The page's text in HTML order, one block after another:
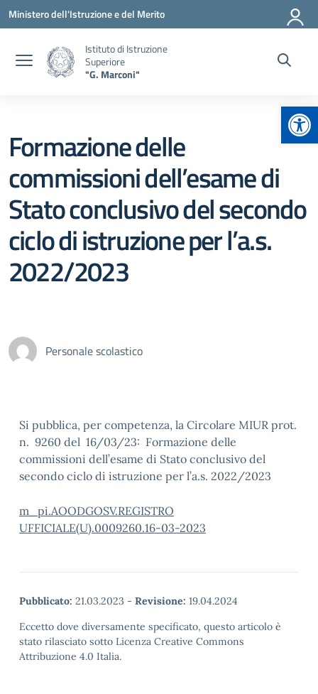
Vai ai contenuti
Vai al menu di navigazione
Vai al footer
Ministero dell'Istruzione e del Merito
Istituto di Istruzione
Superiore
"G. Marconi"
Formazione delle
commissioni dell’esame di
Stato conclusivo del secondo
ciclo di istruzione per l’a.s.
2022/2023
Personale scolastico
Si pubblica, per competenza, la Circolare MIUR prot.
n. 9260 del 16/03/23: Formazione delle
commissioni dell’esame di Stato conclusivo del
secondo ciclo di istruzione per l’a.s. 2022/2023
m_pi.AOODGOSV.REGISTRO
UFFICIALE(U).0009260.16-03-2023
Pubblicato: 21.03.2023 - Revisione: 19.04.2024
Eccetto dove diversamente specificato, questo articolo è
stato rilasciato sotto Licenza Creative Commons
Attribuzione 4.0 Italia.